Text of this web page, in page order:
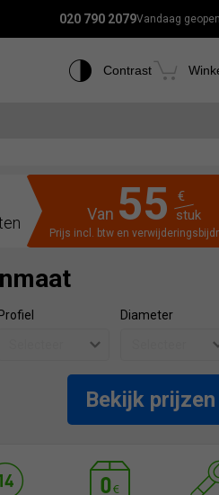
020 790 2079Vandaag
Contrast
Van 55
€
stuk
Prijs incl. btw en
Profiel Diameter
Bekijk prijzen